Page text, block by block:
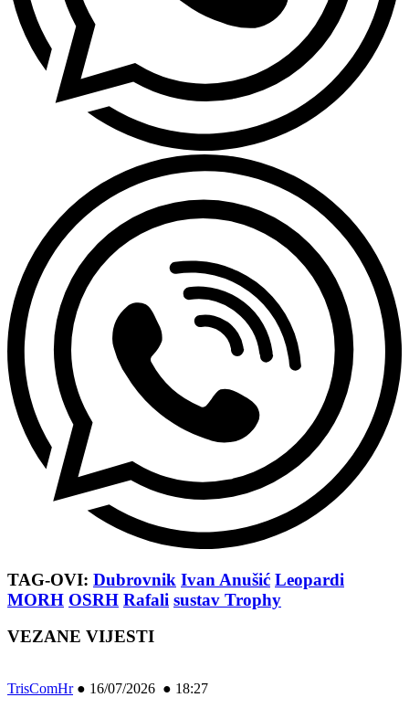
TAG-OVI: Dubrovnik Ivan Anušić Leopardi
MORH OSRH Rafali sustav Trophy
VEZANE VIJESTI
TrisComHr● 16/07/2026 ● 18:27